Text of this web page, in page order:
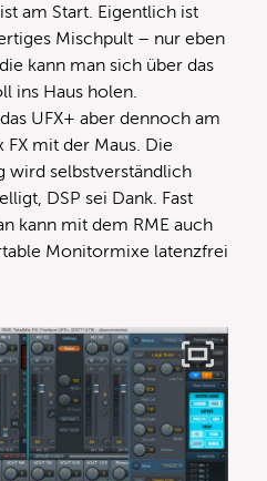
am Start. Eigentlich ist
Mischpult – nur eben
kann man sich über das
ins Haus holen.
UFX+ aber dennoch am
mit der Maus. Die
wird selbstverständlich
DSP sei Dank. Fast
kann mit dem RME auch
Monitormixe latenzfrei